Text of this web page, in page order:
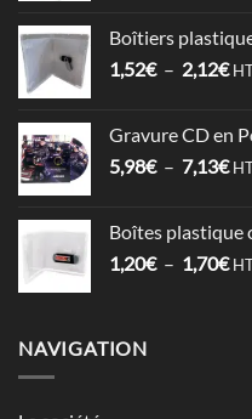
à
Boîtiers
1,52€ – 2,12€
à
Gravure CD en
5,98€ – 7,13€
à
Boîtes plastique
1,20€ – 1,70€
NAVIGATION